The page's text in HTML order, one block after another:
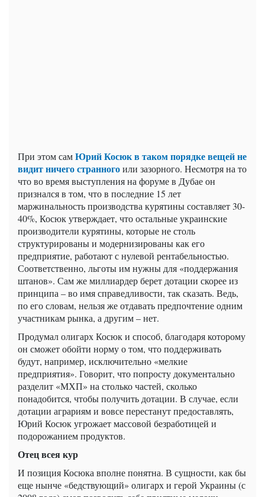
При этом самЮрий Косюк в таком порядке вещей не
видит ничего странногоили зазорного. Несмотря на то
что во время выступления на форуме в Дубае он
признался в том, что в последние 15 лет
маржинальность производства курятины составляет 30-
40%, Косюк утверждает, что остальные украинские
производители курятины, которые не столь
структурированы и модернизированы как его
предприятие, работают с нулевой рентабельностью.
Соответственно, льготы им нужны для «поддержания
штанов». Сам же миллиардер берет дотации скорее из
принципа – во имя справедливости, так сказать. Ведь,
по его словам, нельзя же отдавать предпочтение одним
участникам рынка, а другим – нет.
Продумал олигарх Косюк и способ, благодаря которому
он сможет обойти норму о том, что поддерживать
будут, например, исключительно «мелкие
предприятия». Говорит, что попросту документально
разделит «МХП» на столько частей, сколько
понадобится, чтобы получить дотации. В случае, если
дотации аграриям и вовсе перестанут предоставлять,
Юрий Косюк угрожает массовой безработицей и
подорожанием продуктов.
Отец всея кур
И позиция Косюка вполне понятна. В сущности, как бы
еще нынче «бедствующий» олигарх и герой Украины (с